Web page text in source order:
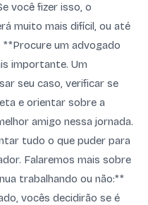
você fizer isso, o
muito mais difícil, ou até
**Procure um advogado
importante. Um
seu caso, verificar se
e orientar sobre a
amigo nessa jornada.
tudo o que puder para
Falaremos mais sobre
trabalhando ou não:**
vocês decidirão se é